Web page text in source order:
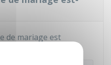
de mariage est